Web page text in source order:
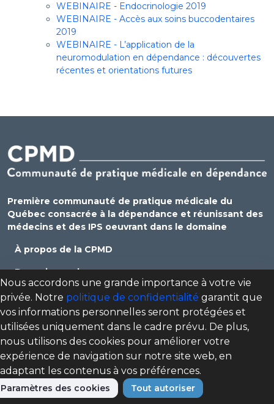
WEBINAIRE - Endocrinologie 2019
WEBINAIRE - Accès aux soins buccodentaires
2019
WEBINAIRE - L’application de la
neuromodulation en dépendance : découvertes
récentes et orientations futures
Première communauté de pratique médicale du
Québec consacrée à la dépendance et réunissant des
médecins et des IPS oeuvrant dans le domaine
À propos de la CPMD
Devenir membre
Se connecter
Nous joindre
Politique de confidentialité
Direction des programmes santé mentale, dépendance
et itinérance (DPSMDI) de Santé Québec Centre-Sud-de-
l'Île-de-Montréal – Universitaire
Nous accordons une grande importance à votre vie
privée. Notre politique de confidentialité garantit que
vos informations personnelles seront protégées et
utilisées uniquement dans le cadre prévu. De plus,
nous utilisons des cookies pour améliorer votre
expérience de navigation sur notre site web, en
adaptant les contenus à vos préférences.
Paramètres des cookies Tout autoriser